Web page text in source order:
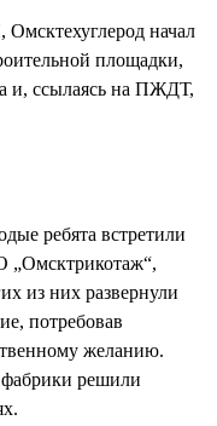
начал
площадки,
и, ссылаясь на ПЖДТ,
ребята встретили
„Омсктрикотаж“,
из них развернули
потребовав
желанию.
решили